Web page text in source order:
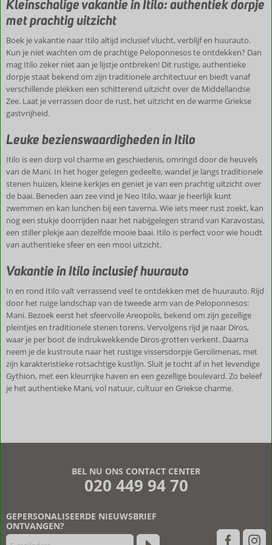
Zee
Kleinschalige vakantie in Itilo: authentiek dorpje
met prachtig uitzicht
Boek je vakantie naar Itilo altijd inclusief vlucht, verblijf en huurauto.
Kun je niet wachten om de prachtige Peloponnesos te ontdekken? Dan
mag Itilo zeker niet aan je lijstje ontbreken! Dit rustige, authentieke
dorpje staat bekend om zijn traditionele architectuur en biedt vanaf
verschillende plekken een schitterend uitzicht over de Middellandse
Zee. Laat je verrassen door de rust, het uitzicht en de warme Griekse
gastvrijheid.
Leuke bezienswaardigheden in Itilo
Itilo is een dorp vol charme en geschiedenis, omringd door de heuvels
van de Mani. In het hoger gelegen gedeelte, wandel je langs traditionele
stenen huizen, kleine kerkjes en geniet je van een prachtig uitzicht over
de baai. Beneden aan zee vind je Neo Itilo, waar je heerlijk kunt
zwemmen en kan lunchen bij een taverna. Wie iets meer rust zoekt, kan
nog een stukje doorrijden naar het nabijgelegen strand van Karavostasi,
een stiller plekje aan dezelfde mooie baai. Itilo is perfect voor wie houdt
van authentieke sfeer en een mooi uitzicht.
Vakantie in Itilo inclusief huurauto
In en rond Itilo valt verrassend veel te ontdekken met de huurauto. Rijd
door het ruige landschap van de tweede arm van de Peloponnesos:
Mani. Bezoek eerst het sfeervolle Areopolis, bekend om zijn gezellige
pleintjes en traditionele stenen torens. Vervolgens rijd je naar Diros,
waar je per boot de indrukwekkende Diros-grotten verkent. Daarna
neem je de kustroute naar het rustige vissersdorpje Gerolimenas, met
zijn karakteristieke rotsachtige kustlijn. Sluit je tocht af in het levendige
Gythion, met een kleurrijke haven en een gezellige boulevard. Zo beleef
je het authentieke Mani, vol natuur, cultuur en Griekse charme.
BEL NU ONS CONTACT CENTER
020 449 94 70
GEPERSONALISEERDE NIEUWSBRIEF
ONTVANGEN?